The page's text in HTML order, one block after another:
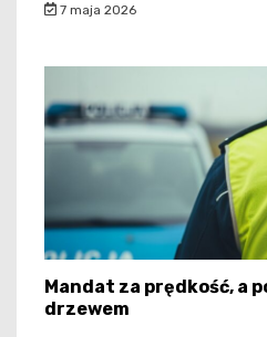
7 maja 2026
Mandat za prędkość, a
drzewem